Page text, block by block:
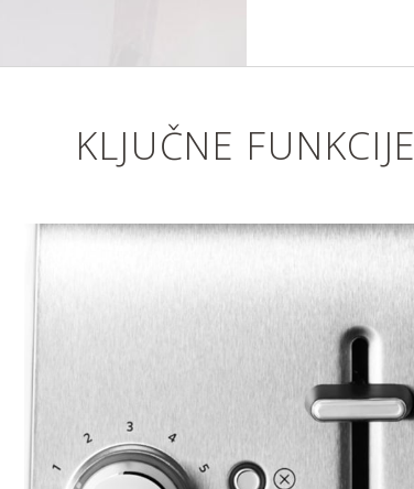
KLJUČNE FUNKCIJE